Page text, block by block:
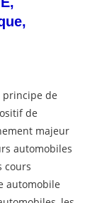
de
de
majeur
automobiles
cours
automobile